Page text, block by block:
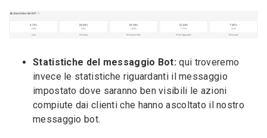
Statistiche del messaggio Bot:qui troveremo
invece le statistiche riguardanti il messaggio
impostato dove saranno ben visibili le azioni
compiute dai clienti che hanno ascoltato il nostro
messaggio bot.